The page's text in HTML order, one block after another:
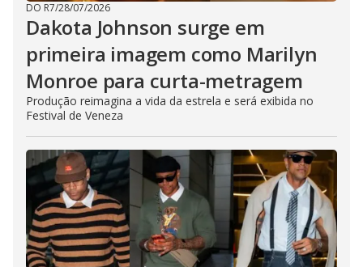
DO R7/28/07/2026
Dakota Johnson surge em
primeira imagem como Marilyn
Monroe para curta-metragem
Produção reimagina a vida da estrela e será exibida no
Festival de Veneza